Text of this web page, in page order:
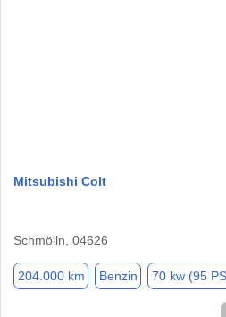
Mitsubishi Colt
Schmölln, 04626
204.000 km Benzin 70 kw (95